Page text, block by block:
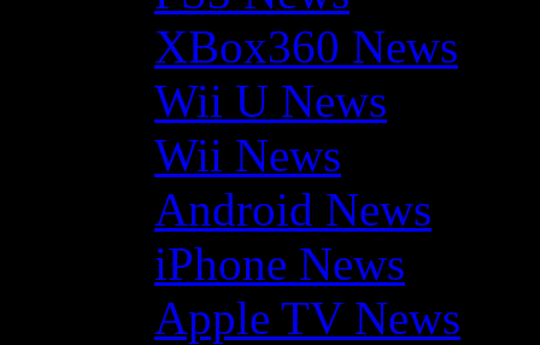
XBox360 News
Wii U News
Wii News
Android News
iPhone News
Apple TV News